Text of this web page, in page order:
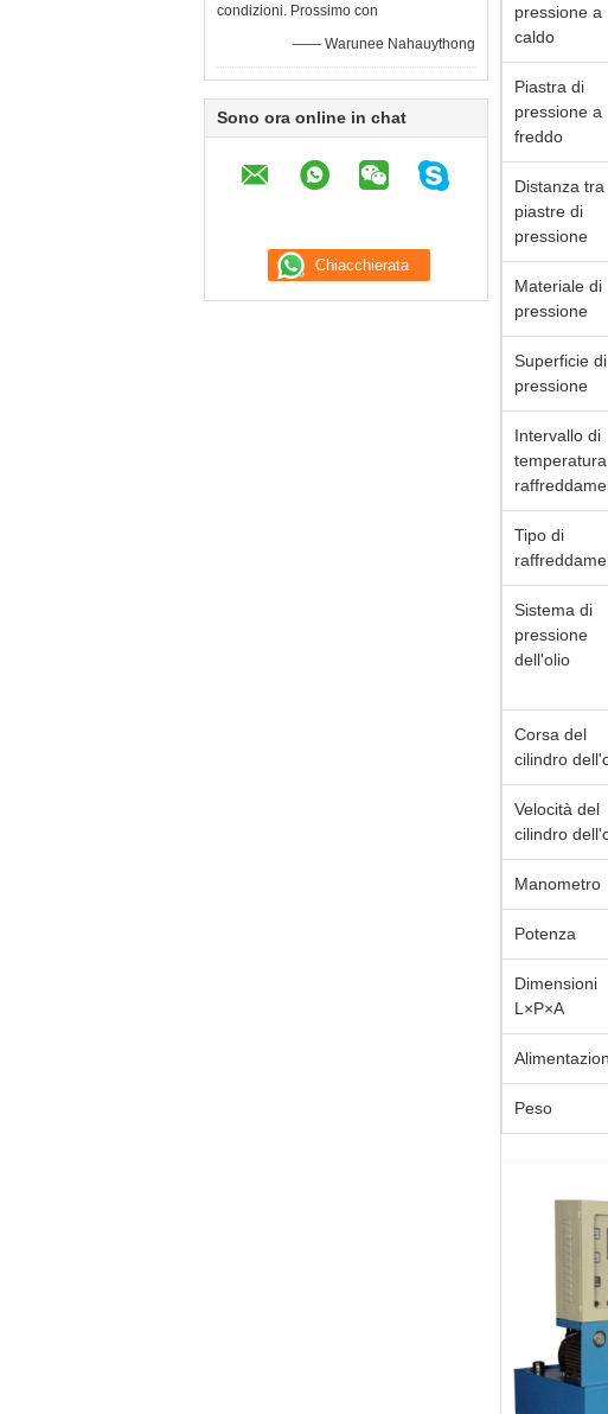
condizioni. Prossimo con
—— Warunee Nahauythong
Sono ora online in chat
pressione a
caldo
Piastra di
pressione a
freddo
Distanza tra
piastre di
pressione
Materiale di
pressione
Superficie di
pressione
Intervallo di
Tipo di
Sistema di
pressione
dell'olio
Corsa del
cilindro
Velocità del
cilindro
Manometro
Potenza
Dimensioni
L×P×A
Peso